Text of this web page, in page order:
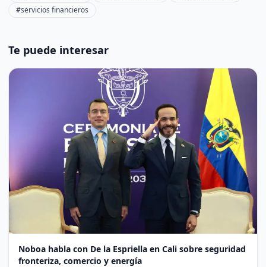
#servicios financieros
Te puede interesar
Noboa habla con De la Espriella en Cali sobre seguridad
fronteriza, comercio y energía